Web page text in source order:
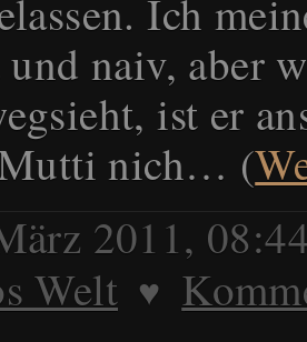
Ich
naiv, aber
ist er
nich… (
2011,
Welt ♥